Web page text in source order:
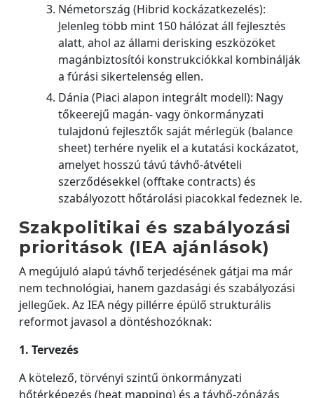
Németország (Hibrid kockázatkezelés):
Jelenleg több mint 150 hálózat áll fejlesztés
alatt, ahol az állami derisking eszközöket
magánbiztosítói konstrukciókkal kombinálják
a fúrási sikertelenség ellen.
Dánia (Piaci alapon integrált modell): Nagy
tőkeerejű magán- vagy önkormányzati
tulajdonú fejlesztők saját mérlegük (balance
sheet) terhére nyelik el a kutatási kockázatot,
amelyet hosszú távú távhő-átvételi
szerződésekkel (offtake contracts) és
szabályozott hőtárolási piacokkal fedeznek le.
Szakpolitikai és szabályozási
prioritások (IEA ajánlások)
A megújuló alapú távhő terjedésének gátjai ma már
nem technológiai, hanem gazdasági és szabályozási
jellegűek. Az IEA négy pillérre épülő strukturális
reformot javasol a döntéshozóknak:
1. Tervezés
A kötelező, törvényi szintű önkormányzati
hőtérképezés (heat mapping) és a távhő-zónázás